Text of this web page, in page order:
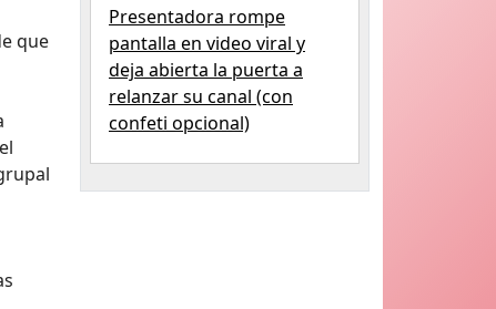
que
Presentadora rompe
pantalla en video viral y
deja abierta la puerta a
relanzar su canal (con
confeti opcional)